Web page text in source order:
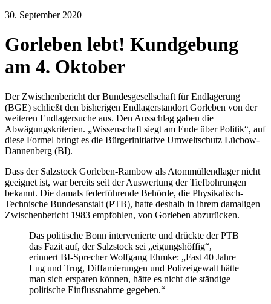
30. September 2020
Gorleben lebt! Kundgebung
am 4. Oktober
Der Zwischenbericht der Bundesgesellschaft für Endlagerung
(BGE) schließt den bisherigen Endlagerstandort Gorleben von der
weiteren Endlagersuche aus. Den Ausschlag gaben die
Abwägungskriterien. „Wissenschaft siegt am Ende über Politik“, auf
diese Formel bringt es die Bürgerinitiative Umweltschutz Lüchow-
Dannenberg (BI).
Dass der Salzstock Gorleben-Rambow als Atommüllendlager nicht
geeignet ist, war bereits seit der Auswertung der Tiefbohrungen
bekannt. Die damals federführende Behörde, die Physikalisch-
Technische Bundesanstalt (PTB), hatte deshalb in ihrem damaligen
Zwischenbericht 1983 empfohlen, von Gorleben abzurücken.
Das politische Bonn intervenierte und drückte der PTB
das Fazit auf, der Salzstock sei „eigungshöffig“,
erinnert BI-Sprecher Wolfgang Ehmke: „Fast 40 Jahre
Lug und Trug, Diffamierungen und Polizeigewalt hätte
man sich ersparen können, hätte es nicht die ständige
politische Einflussnahme gegeben.“